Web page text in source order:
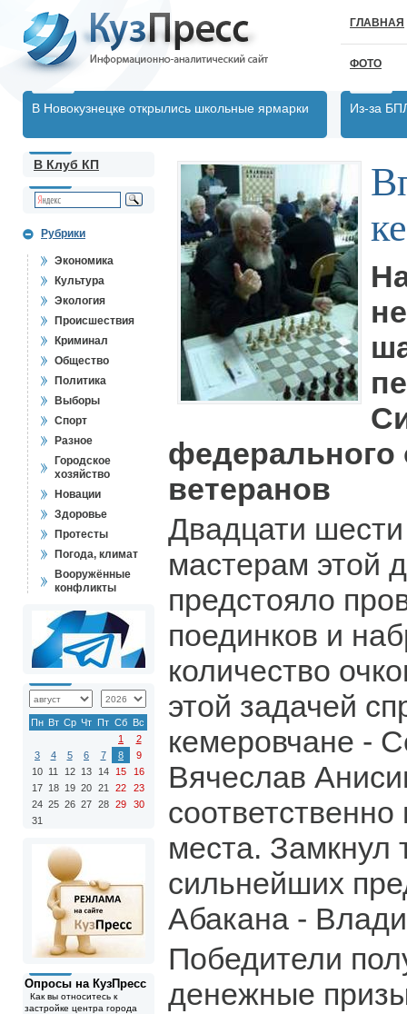
ГЛАВНАЯ
ФОТО
В Новокузнецке открылись школьные ярмарки Из-за
В Клуб КП
Рубрики
Экономика
Культура
Экология
Происшествия
Криминал
Общество
Политика
Выборы
Спорт
Разное
Городское
хозяйство
Новации
Здоровье
Протесты
Погода, климат
Вооружённые
конфликты
Пн Вт Ср Чт Пт Сб Вс
1
2
3
4 5 6 7 8
9
10 11 12 13 14 15
16
17 18 19 20 21 22
23
24 25 26 27 28 29
30
31
Опросы на КузПресс
Как вы относитесь к
застройке центра города
федерального
ветеранов
Двадцати
мастерам этой
предстояло
поединков и
количество
этой задачей
кемеровчане -
Вячеслав
места. Замкнул
сильнейших
Абакана -
Победители
денежные